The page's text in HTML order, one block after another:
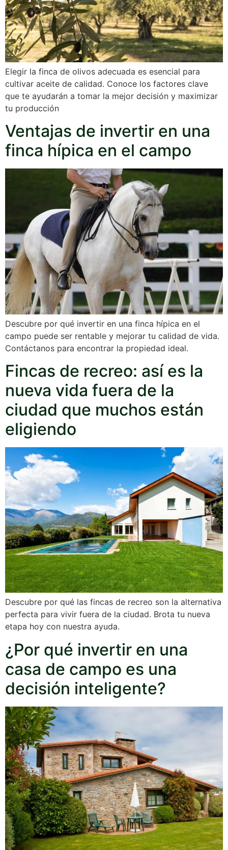
Elegir la finca de olivos adecuada es esencial para
cultivar aceite de calidad. Conoce los factores clave
que te ayudarán a tomar la mejor decisión y maximizar
tu producción
Ventajas de invertir en una
finca hípica en el campo
Descubre por qué invertir en una finca hípica en el
campo puede ser rentable y mejorar tu calidad de vida.
Contáctanos para encontrar la propiedad ideal.
Fincas de recreo: así es la
nueva vida fuera de la
ciudad que muchos están
eligiendo
Descubre por qué las fincas de recreo son la alternativa
perfecta para vivir fuera de la ciudad. Brota tu nueva
etapa hoy con nuestra ayuda.
¿Por qué invertir en una
casa de campo es una
decisión inteligente?